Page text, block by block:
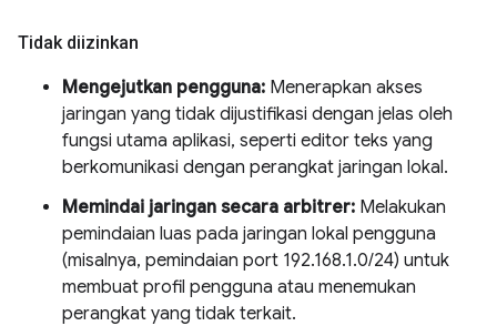
Tidak diizinkan
Mengejutkan pengguna: Menerapkan akses
jaringan yang tidak dijustifikasi dengan jelas oleh
fungsi utama aplikasi, seperti editor teks yang
berkomunikasi dengan perangkat jaringan lokal.
Memindai jaringan secara arbitrer: Melakukan
pemindaian luas pada jaringan lokal pengguna
(misalnya, pemindaian port 192.168.1.0/24) untuk
membuat profil pengguna atau menemukan
perangkat yang tidak terkait.